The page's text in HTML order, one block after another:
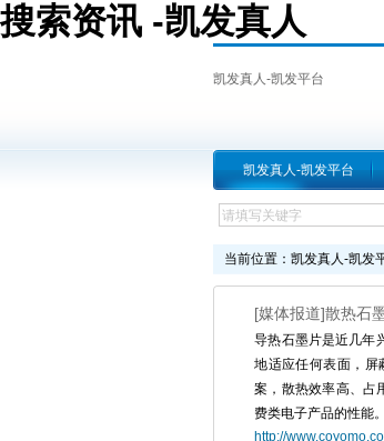
搜索资讯 -凯发真人
凯发真人-凯发平台
凯发真人-凯发平台
当前位置： 凯发真人-凯发
[媒体报道]散热石
导热石墨片是近几年
地适应任何表面，屏
案，散热效率高、占
费类电子产品的性能。
http://